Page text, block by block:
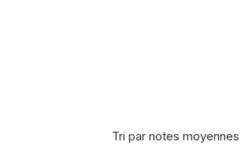
Tri par notes moyennes